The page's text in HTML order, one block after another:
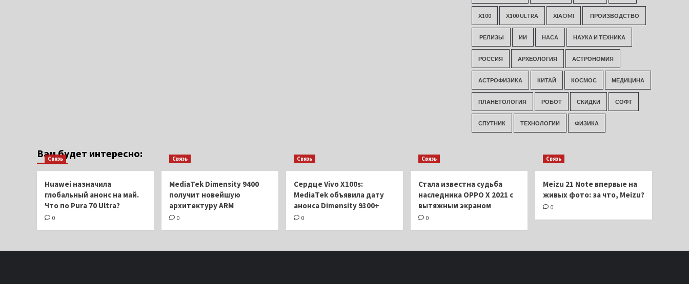
X100 X100 ULTRA XIAOMI ПРОИЗВОДСТВО
РЕЛИЗЫ ИИ НАСА НАУКА И ТЕХНИКА
РОССИЯ АРХЕОЛОГИЯ АСТРОНОМИЯ
АСТРОФИЗИКА КИТАЙ КОСМОС МЕДИЦИНА
ПЛАНЕТОЛОГИЯ РОБОТ СКИДКИ СОФТ
СПУТНИК ТЕХНОЛОГИИ ФИЗИКА
Вам будет интересно:
Связь
Huawei назначила
глобальный анонс на май.
Что по Pura 70 Ultra?
0
Связь
MediaTek Dimensity 9400
получит новейшую
архитектуру ARM
0
Связь
Сердце Vivo X100s:
MediaTek объявила дату
анонса Dimensity 9300+
0
Связь
Стала известна судьба
наследника OPPO X 2021 с
вытяжным экраном
0
Связь
Meizu 21 Note впервые на
живых фото: за что, Meizu?
0